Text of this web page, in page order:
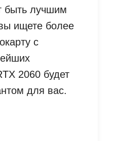
быть лучшим
ищете более
с
2060 будет
для вас.